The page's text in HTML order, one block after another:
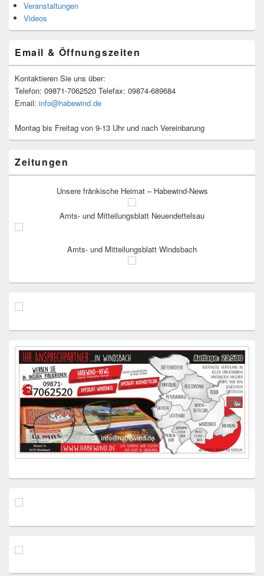
Veranstaltungen
Videos
Email & Öffnungszeiten
Kontaktieren Sie uns über:
Telefon: 09871-7062520 Telefax: 09874-689684
Email: info@habewind.de
Montag bis Freitag von 9-13 Uhr und nach Vereinbarung
Zeitungen
Unsere fränkische Heimat – Habewind-News
Amts- und Mitteilungsblatt Neuendettelsau
Amts- und Mitteilungsblatt Windsbach